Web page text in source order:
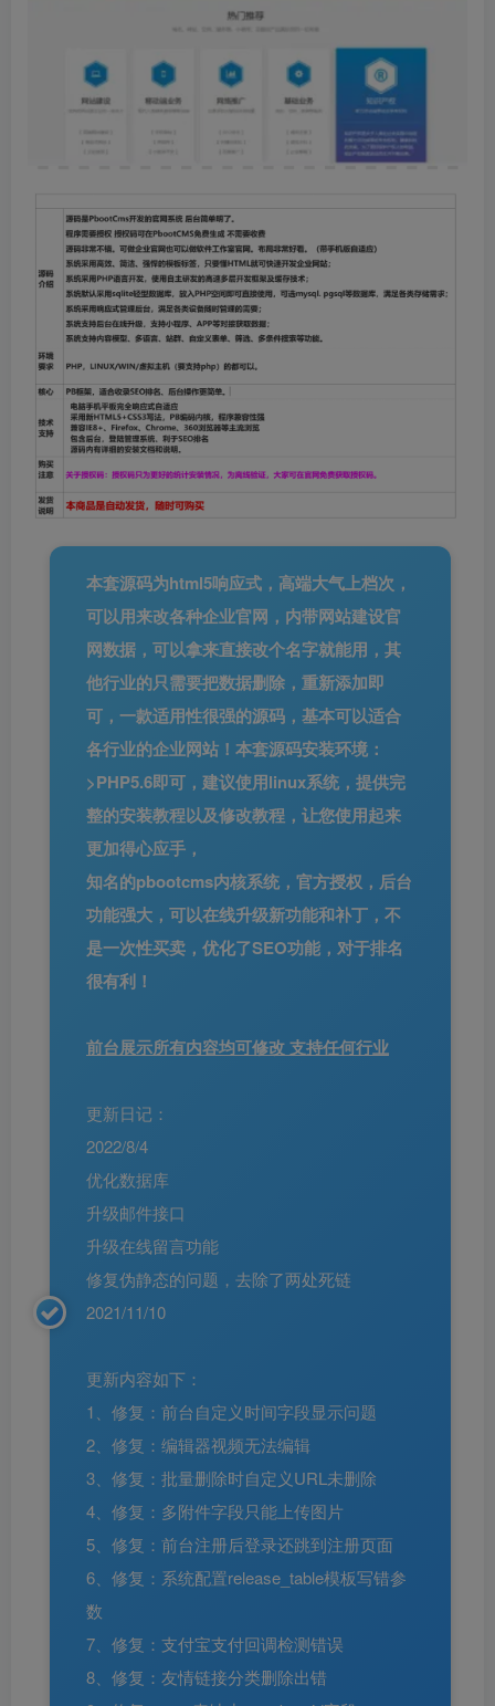
本套源码为html5响应式，高端大气上档次，
可以用来改各种企业官网，内带网站建设官
网数据，可以拿来直接改个名字就能用，其
他行业的只需要把数据删除，重新添加即
可，一款适用性很强的源码，基本可以适合
各行业的企业网站！本套源码安装环境：
>PHP5.6即可，建议使用linux系统，提供完
整的安装教程以及修改教程，让您使用起来
更加得心应手，
知名的pbootcms内核系统，官方授权，后台
功能强大，可以在线升级新功能和补丁，不
是一次性买卖，优化了SEO功能，对于排名
很有利！
前台展示所有内容均可修改 支持任何行业
更新日记：
2022/8/4
优化数据库
升级邮件接口
升级在线留言功能
修复伪静态的问题，去除了两处死链
2021/11/10
更新内容如下：
1、修复：前台自定义时间字段显示问题
2、修复：编辑器视频无法编辑
3、修复：批量删除时自定义URL未删除
4、修复：多附件字段只能上传图片
5、修复：前台注册后登录还跳到注册页面
6、修复：系统配置release_table模板写错参
数
7、修复：支付宝支付回调检测错误
8、修复：友情链接分类删除出错